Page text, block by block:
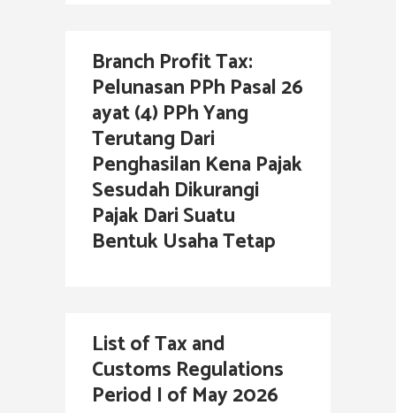
Branch Profit Tax:
Pelunasan PPh Pasal 26
ayat (4) PPh Yang
Terutang Dari
Penghasilan Kena Pajak
Sesudah Dikurangi
Pajak Dari Suatu
Bentuk Usaha Tetap
List of Tax and
Customs Regulations
Period I of May 2026